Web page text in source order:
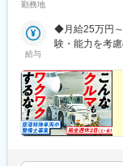
勤務地
お客様先での
城、青森、秋
部・北陸】 愛
根、香川、徳
賀、大分、鹿
す。★マイカー
給与
◆月給25万円
験・能力を考
ご相談くださ
代等はこれら
車整備士2級
420万円